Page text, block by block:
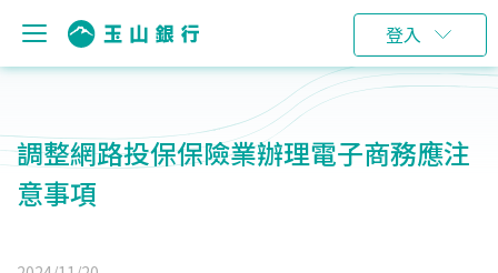
登入
調整網路投保保險業辦理電子商務應注
意事項